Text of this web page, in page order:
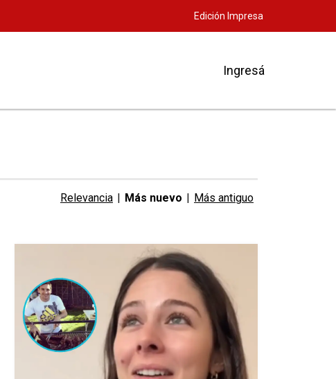
Edición Impresa
Ingresá
Relevancia | Más nuevo | Más antiguo